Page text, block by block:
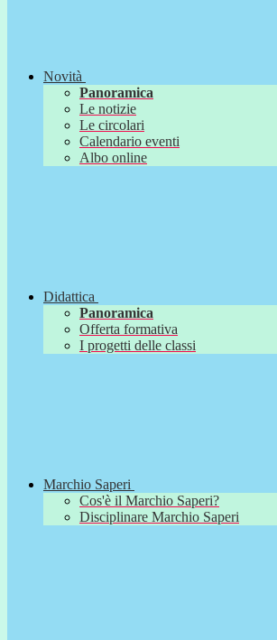
Novità
Panoramica
Le notizie
Le circolari
Calendario eventi
Albo online
Didattica
Panoramica
Offerta formativa
I progetti delle classi
Marchio Saperi
Cos'è il Marchio Saperi?
Disciplinare Marchio Saperi